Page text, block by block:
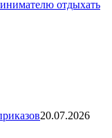
отдыхать
20.07.2026